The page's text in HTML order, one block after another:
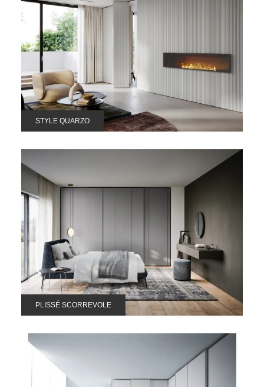
STYLE QUARZO
PLISSÉ SCORREVOLE